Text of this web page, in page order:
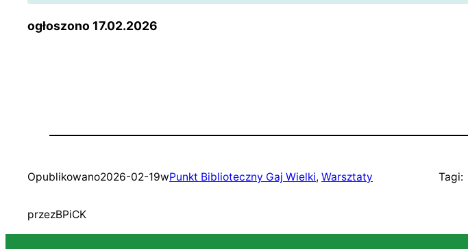
ogłoszono 17.02.2026
Opublikowano2026-02-19wPunkt Biblioteczny Gaj Wielki, Warsztaty
przezBPiCK
Tagi: